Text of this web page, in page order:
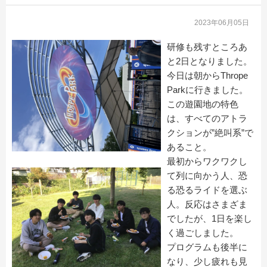
2023年06月05日
研修も残すところあ
と2日となりました。
今日は朝からThrope
Parkに行きました。
この遊園地の特色
は、すべてのアトラ
クションが”絶叫系”で
あること。
最初からワクワクし
て列に向かう人、恐
る恐るライドを選ぶ
人。
反応はさまざま
でしたが、1日を楽し
く過ごしました。
プログラムも後半に
なり、少し疲れも見